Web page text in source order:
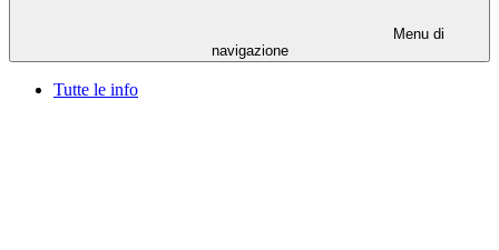
Menu di
navigazione
Tutte le info